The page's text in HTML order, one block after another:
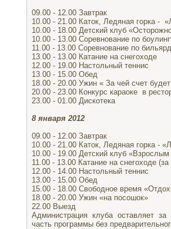
09.00 - 12.00 Завтрак
10.00 - 21.00 Каток, Ледяная горка -
10.00 - 18.00 Детский клуб
10.00 - 13.00 Соревнование по
11.00 - 13.00 Соревнование по
13.00 - 13.00 Катание на снегоходе
12.00 - 19.00 Настольный теннис
13.00 - 15.00 Обед
18.00 - 20.00 Ужин « За чей счет будет
20.00 - 23.00 Конкурс караоке в
23.00 - 01.00 Дискотека
8 января 2012
09.00 - 12.00 Завтрак
10.00 - 21.00 Каток, Ледяная горка -
10.00 - 19.00 Детский клуб
11.00 - 13.00 Катание на снегоходе
12.00 - 14.00 Настольный теннис
13.00 - 15.00 Обед
15.00 - 18.00 Свободное время
18.00 - 20.00 Ужин «на посошок»
22.00 Выезд
Администрация клуба оставляет
часть программы без